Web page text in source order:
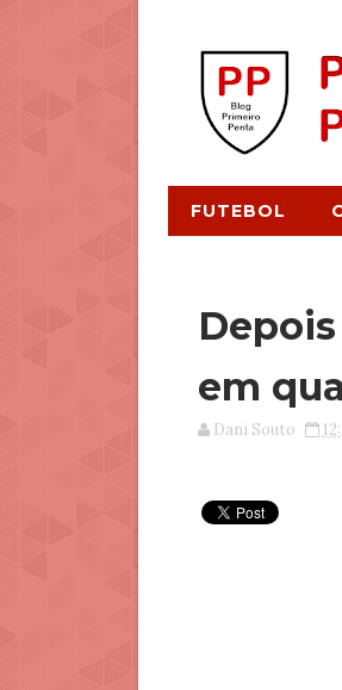
FUTEBOL
em
Dani Souto